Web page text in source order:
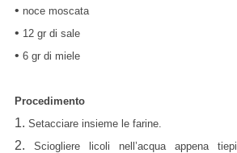
• noce moscata
• 12 gr di sale
• 6 gr di miele
Procedimento
1. Setacciare insieme le farine.
2. Sciogliere licoli nell’acqua appena